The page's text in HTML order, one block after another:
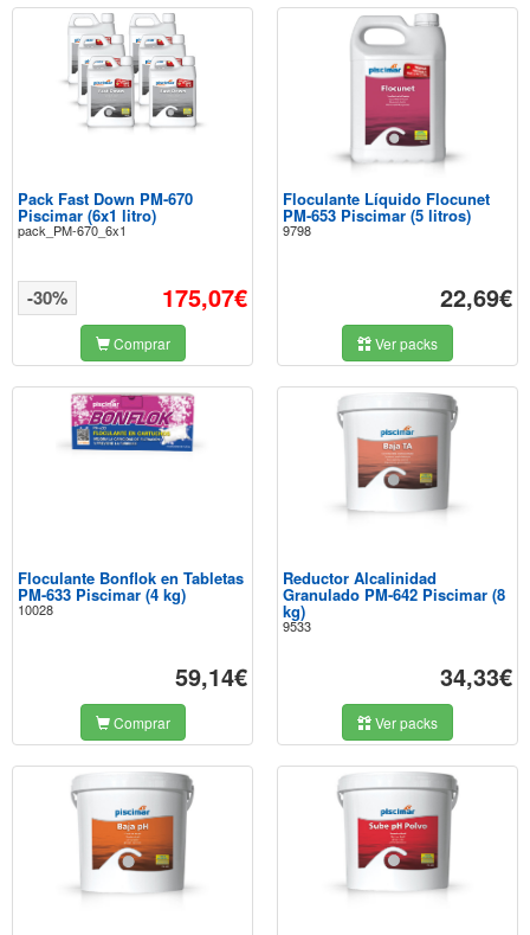
Pack Fast Down PM-670
Piscimar (6x1 litro)
pack_PM-670_6x1
175,07€
-30%
Comprar
Floculante Líquido Flocunet
PM-653 Piscimar (5 litros)
9798
22,69€
Ver packs
Floculante Bonflok en Tabletas
PM-633 Piscimar (4 kg)
10028
59,14€
Comprar
Reductor Alcalinidad
Granulado PM-642 Piscimar (8
kg)
9533
34,33€
Ver packs